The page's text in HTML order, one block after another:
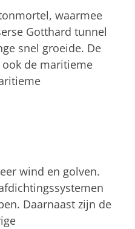
waarmee
Gotthard tunnel
snel groeide. De
de maritieme
wind en golven.
Daarnaast zijn de